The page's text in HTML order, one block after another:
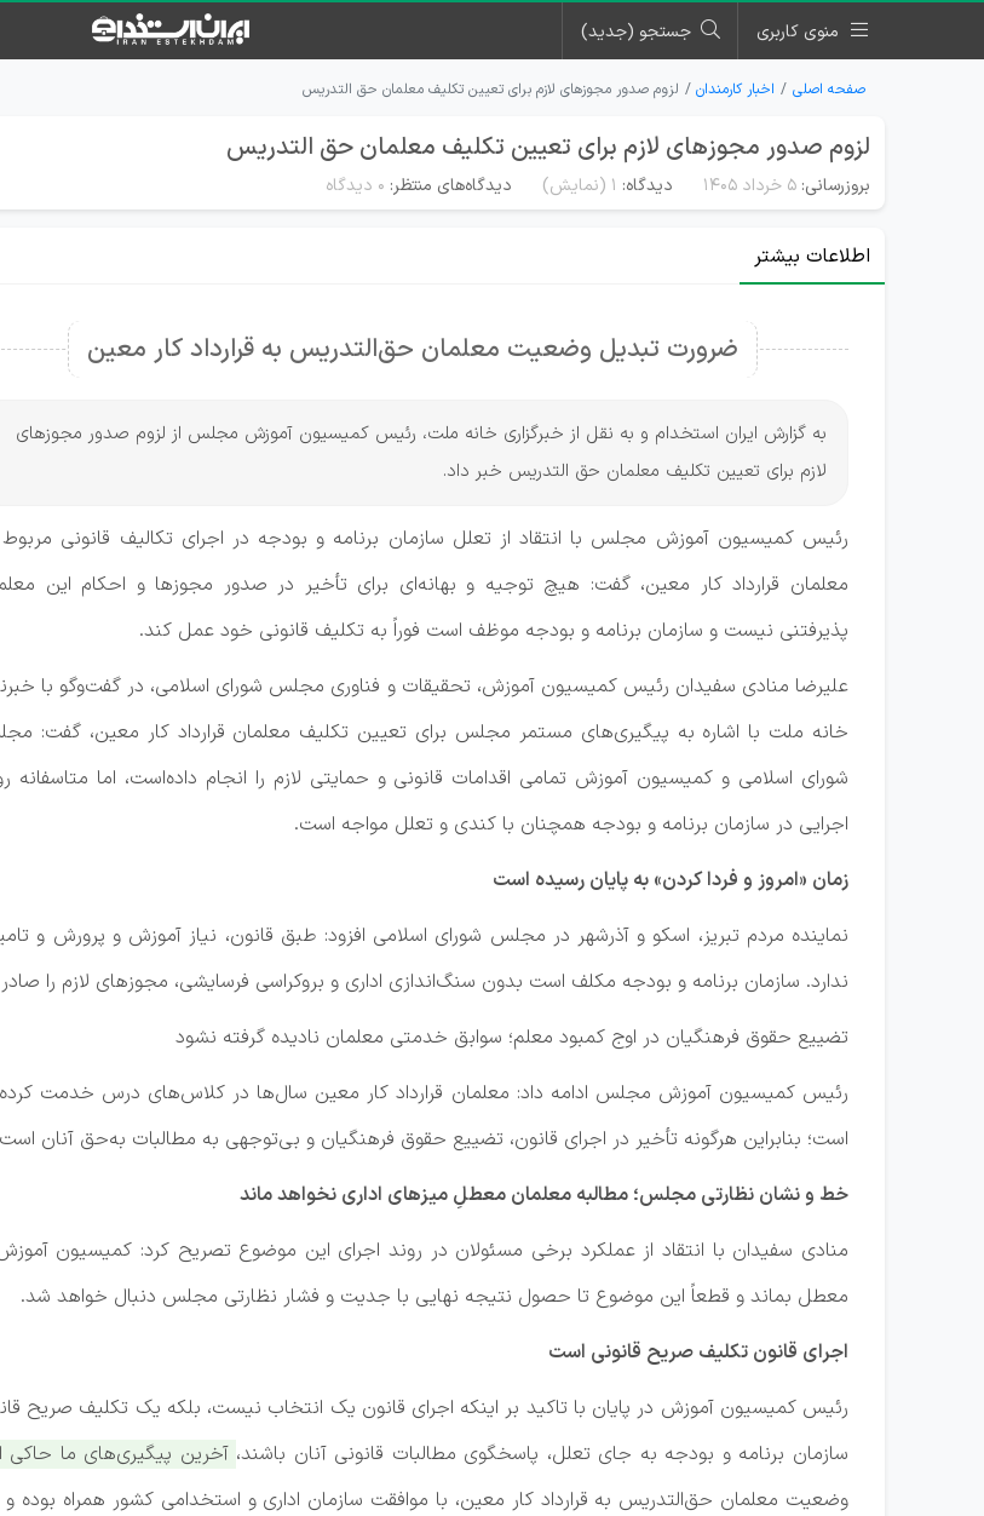
منوی کاربری جستجو (جدید)
صفحه اصلی اخبار کارمندان لزوم صدور مجوزهای لازم برای تعیین تکلیف معلمان حق التدریس
لزوم صدور مجوزهای لازم برای تعیین تکلیف معلمان حق التدریس
بروزرسانی: ۵ خرداد ۱۴۰۵ دیدگاه: 1 (نمایش) دیدگاه‌های منتظر: ۰ دیدگاه
اطلاعات بیشتر
ضرورت تبدیل وضعیت معلمان حق‌التدریس به قرارداد کار معین
به گزارش ایران استخدام و به نقل از خبرگزاری خانه ملت، رئیس کمیسیون آموزش مجلس از لزوم صدور مجوزهای
لازم برای تعیین تکلیف معلمان حق التدریس خبر داد.
رئیس کمیسیون آموزش مجلس با انتقاد از تعلل سازمان برنامه و بودجه در اجرای تکالیف قانونی
معلمان قرارداد کار معین، گفت: هیچ توجیه و بهانه‌ای برای تأخیر در صدور مجوزها و احکام این
پذیرفتنی نیست و سازمان برنامه و بودجه موظف است فوراً به تکلیف قانونی خود عمل کند.
علیرضا منادی سفیدان رئیس کمیسیون آموزش، تحقیقات و فناوری مجلس شورای اسلامی، در گفت‌وگو با
خانه ملت با اشاره به پیگیری‌های مستمر مجلس برای تعیین تکلیف معلمان قرارداد کار معین، گفت:
شورای اسلامی و کمیسیون آموزش تمامی اقدامات قانونی و حمایتی لازم را انجام داده‌است، اما متاسفانه
اجرایی در سازمان برنامه و بودجه همچنان با کندی و تعلل مواجه است.
زمان «امروز و فردا کردن» به پایان رسیده است
نماینده مردم تبریز، اسکو و آذرشهر در مجلس شورای اسلامی افزود: طبق قانون، نیاز آموزش و پرورش و
ندارد. سازمان برنامه و بودجه مکلف است بدون سنگ‌اندازی اداری و بروکراسی فرسایشی، مجوزهای لازم را
تضییع حقوق فرهنگیان در اوج کمبود معلم؛ سوابق خدمتی معلمان نادیده گرفته نشود
رئیس کمیسیون آموزش مجلس ادامه داد: معلمان قرارداد کار معین سال‌ها در کلاس‌های درس خدمت
است؛ بنابراین هرگونه تأخیر در اجرای قانون، تضییع حقوق فرهنگیان و بی‌توجهی به مطالبات به‌حق آنان
خط و نشان نظارتی مجلس؛ مطالبه معلمان معطلِ میزهای اداری نخواهد ماند
منادی سفیدان با انتقاد از عملکرد برخی مسئولان در روند اجرای این موضوع تصریح کرد: کمیسیون
معطل بماند و قطعاً این موضوع تا حصول نتیجه نهایی با جدیت و فشار نظارتی مجلس دنبال خواهد شد.
اجرای قانون تکلیف صریح قانونی است
رئیس کمیسیون آموزش در پایان با تاکید بر اینکه اجرای قانون یک انتخاب نیست، بلکه یک تکلیف صریح
سازمان برنامه و بودجه به جای تعلل، پاسخگوی مطالبات قانونی آنان باشند، آخرین پیگیری‌های ما حاکی
وضعیت معلمان حق‌التدریس به قرارداد کار معین، با موافقت سازمان اداری و استخدامی کشور همراه بوده